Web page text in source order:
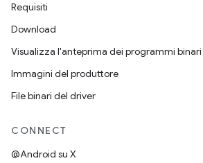
Requisiti
Download
Visualizza l'anteprima dei programmi binari
Immagini del produttore
File binari del driver
CONNECT
@Android su X